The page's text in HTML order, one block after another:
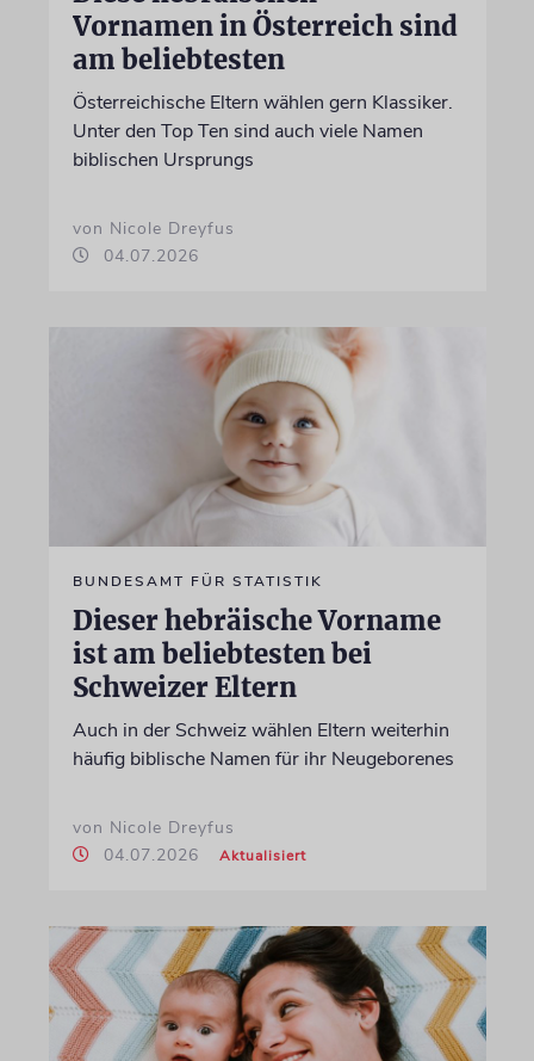
Vornamen in Österreich sind
am beliebtesten
Österreichische Eltern wählen gern Klassiker.
Unter den Top Ten sind auch viele Namen
biblischen Ursprungs
von Nicole Dreyfus
04.07.2026
BUNDESAMT FÜR STATISTIK
Dieser hebräische Vorname
ist am beliebtesten bei
Schweizer Eltern
Auch in der Schweiz wählen Eltern weiterhin
häufig biblische Namen für ihr Neugeborenes
von Nicole Dreyfus
04.07.2026
Aktualisiert